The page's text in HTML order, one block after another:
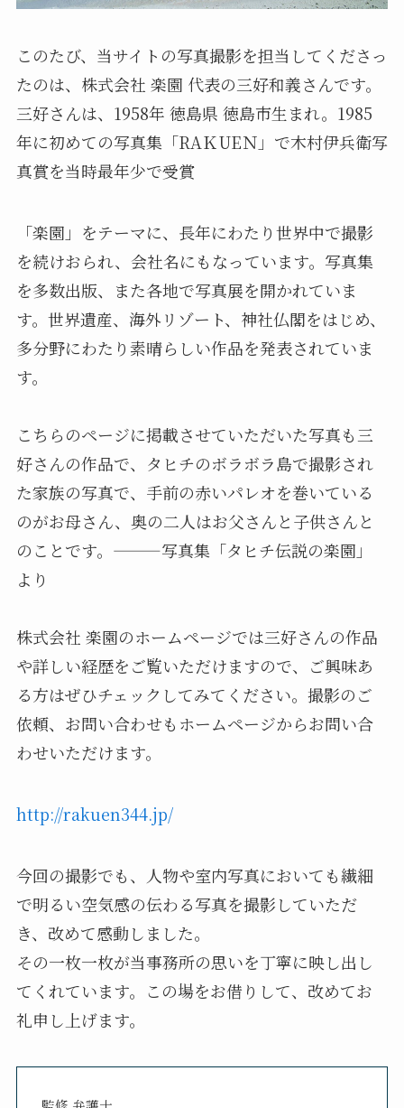
このたび、当サイトの写真撮影を担当してくださっ
たのは、株式会社 楽園 代表の三好和義さんです。
三好さんは、1958年 徳島県 徳島市生まれ。1985
年に初めての写真集「RAＫUEＮ」で木村伊兵衛写
真賞を当時最年少で受賞
「楽園」をテーマに、長年にわたり世界中で撮影
を続けおられ、会社名にもなっています。写真集
を多数出版、また各地で写真展を開かれていま
す。世界遺産、海外リゾート、神社仏閣をはじめ、
多分野にわたり素晴らしい作品を発表されていま
す。
こちらのページに掲載させていただいた写真も三
好さんの作品で、タヒチのボラボラ島で撮影され
た家族の写真で、手前の赤いパレオを巻いている
のがお母さん、奥の二人はお父さんと子供さんと
のことです。———写真集「タヒチ伝説の楽園」
より
株式会社 楽園のホームページでは三好さんの作品
や詳しい経歴をご覧いただけますので、ご興味あ
る方はぜひチェックしてみてください。撮影のご
依頼、お問い合わせもホームページからお問い合
わせいただけます。
http://rakuen344.jp/
今回の撮影でも、人物や室内写真においても繊細
で明るい空気感の伝わる写真を撮影していただ
き、改めて感動しました。
その一枚一枚が当事務所の思いを丁寧に映し出し
てくれています。この場をお借りして、改めてお
礼申し上げます。